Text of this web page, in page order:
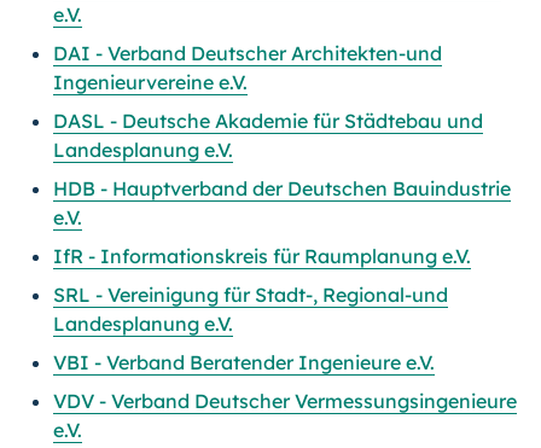
e.V.
DAI - Verband Deutscher Architekten-und
Ingenieurvereine e.V.
DASL - Deutsche Akademie für Städtebau und
Landesplanung e.V.
HDB - Hauptverband der Deutschen Bauindustrie
e.V.
IfR - Informationskreis für Raumplanung e.V.
SRL - Vereinigung für Stadt-, Regional-und
Landesplanung e.V.
VBI - Verband Beratender Ingenieure e.V.
VDV - Verband Deutscher Vermessungsingenieure
e.V.